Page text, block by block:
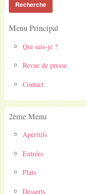
Menu Principal
Qui suis-je ?
Revue de presse
Contact
2ème Menu
Apéritifs
Entrées
Plats
Desserts